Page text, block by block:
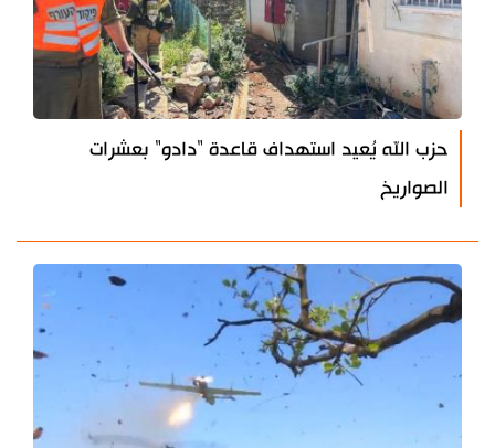
حزب الله يُعيد استهداف قاعدة "دادو" بعشرات
الصواريخ